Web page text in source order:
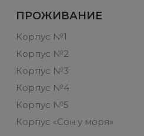
ПРОЖИВАНИЕ
Корпус №1
Корпус №2
Корпус №3
Корпус №4
Корпус №5
Корпус «Сон у моря»